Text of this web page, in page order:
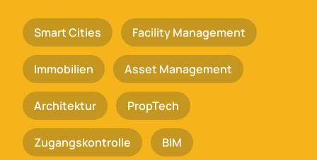
Smart Cities Facility Management
Immobilien Asset Management
Architektur PropTech
Zugangskontrolle BIM